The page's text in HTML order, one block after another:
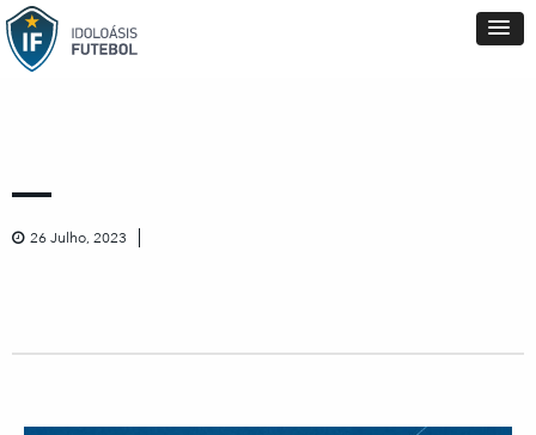
26 Julho, 2023